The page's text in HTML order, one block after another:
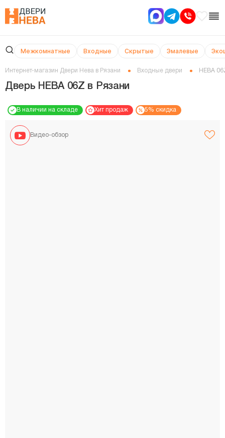
Межкомнатные Входные Скрытые Эмалевые
Интернет-магазин Двери Нева в Рязани Входные двери НЕВА
Дверь НЕВА 06Z в Рязани
В наличии на складе Хит продаж 5% скидка
Видео-обзор